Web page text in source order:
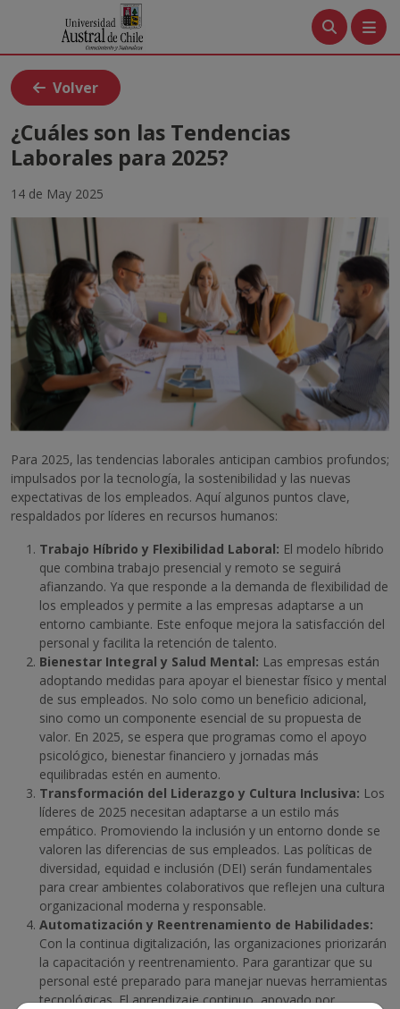
Crea tu cuenta
Volver
¿Cuáles son las Tendencias
Laborales para 2025?
14 de May 2025
Para 2025, las tendencias laborales anticipan cambios profundos;
impulsados por la tecnología, la sostenibilidad y las nuevas
expectativas de los empleados. Aquí algunos puntos clave,
respaldados por líderes en recursos humanos:
Trabajo Híbrido y Flexibilidad Laboral: El modelo híbrido
que combina trabajo presencial y remoto se seguirá
afianzando. Ya que responde a la demanda de flexibilidad de
los empleados y permite a las empresas adaptarse a un
entorno cambiante. Este enfoque mejora la satisfacción del
personal y facilita la retención de talento.
Bienestar Integral y Salud Mental: Las empresas están
adoptando medidas para apoyar el bienestar físico y mental
de sus empleados. No solo como un beneficio adicional,
sino como un componente esencial de su propuesta de
valor. En 2025, se espera que programas como el apoyo
psicológico, bienestar financiero y jornadas más
equilibradas estén en aumento.
Transformación del Liderazgo y Cultura Inclusiva: Los
líderes de 2025 necesitan adaptarse a un estilo más
empático. Promoviendo la inclusión y un entorno donde se
valoren las diferencias de sus empleados. Las políticas de
diversidad, equidad e inclusión (DEI) serán fundamentales
para crear ambientes colaborativos que reflejen una cultura
organizacional moderna y responsable.
Automatización y Reentrenamiento de Habilidades:
Con la continua digitalización, las organizaciones priorizarán
la capacitación y reentrenamiento. Para garantizar que su
personal esté preparado para manejar nuevas herramientas
tecnológicas. El aprendizaje continuo, apoyado por